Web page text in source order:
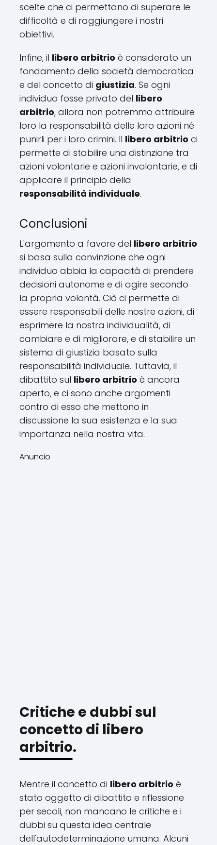
scelte che ci permettano di superare le
difficoltà e di raggiungere i nostri
obiettivi.
Infine, il libero arbitrio è considerato un
fondamento della società democratica
e del concetto di giustizia. Se ogni
individuo fosse privato del libero
arbitrio, allora non potremmo attribuire
loro la responsabilità delle loro azioni né
punirli per i loro crimini. Il libero arbitrio ci
permette di stabilire una distinzione tra
azioni volontarie e azioni involontarie, e di
applicare il principio della
responsabilità individuale.
Conclusioni
L'argomento a favore del libero arbitrio
si basa sulla convinzione che ogni
individuo abbia la capacità di prendere
decisioni autonome e di agire secondo
la propria volontà. Ciò ci permette di
essere responsabili delle nostre azioni, di
esprimere la nostra individualità, di
cambiare e di migliorare, e di stabilire un
sistema di giustizia basato sulla
responsabilità individuale. Tuttavia, il
dibattito sul libero arbitrio è ancora
aperto, e ci sono anche argomenti
contro di esso che mettono in
discussione la sua esistenza e la sua
importanza nella nostra vita.
Anuncio
Critiche e dubbi sul
concetto di libero
arbitrio.
Mentre il concetto di libero arbitrio è
stato oggetto di dibattito e riflessione
per secoli, non mancano le critiche e i
dubbi su questa idea centrale
dell'autodeterminazione umana. Alcuni